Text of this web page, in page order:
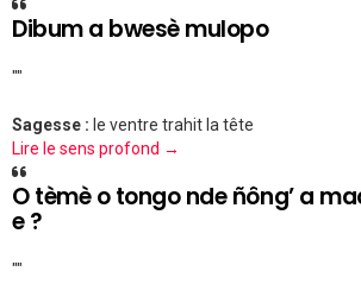
Dibum a bwesè mulopo
""
Sagesse : le ventre trahit la tête
Lire le sens profond →
O tèmè o tongo nde ñông’ a
e ?
""